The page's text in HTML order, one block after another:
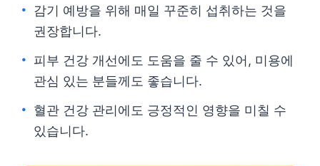
감기 예방을 위해 매일 꾸준히 섭취하는 것을
권장합니다.
피부 건강 개선에도 도움을 줄 수 있어, 미용에
관심 있는 분들께도 좋습니다.
혈관 건강 관리에도 긍정적인 영향을 미칠 수
있습니다.